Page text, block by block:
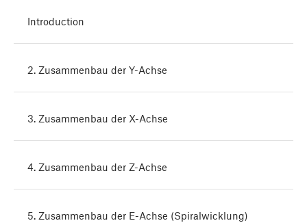
Introduction
2. Zusammenbau der Y-Achse
3. Zusammenbau der X-Achse
4. Zusammenbau der Z-Achse
5. Zusammenbau der E-Achse (Spiralwicklung)